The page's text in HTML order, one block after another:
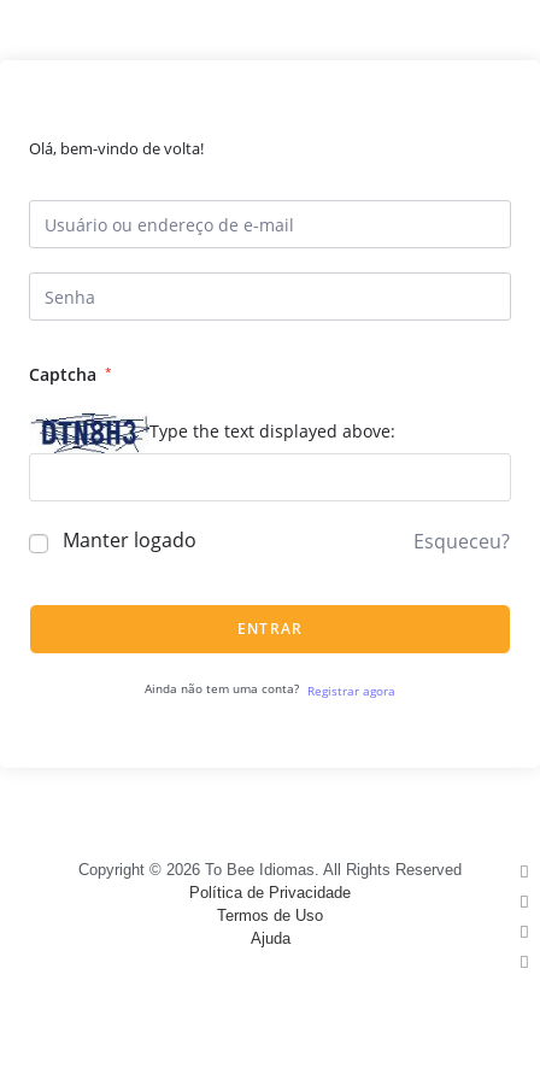
Olá, bem-vindo de volta!
Captcha *
Type the text displayed above:
Manter logado Esqueceu?
ENTRAR
Ainda não tem uma conta? Registrar agora
Copyright © 2026 To Bee Idiomas. All Rights Reserved
Política de Privacidade
Termos de Uso
Ajuda